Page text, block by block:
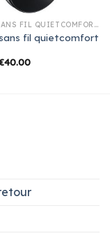
CASQUE SANS FIL QUIETCOMFORT 35
fil quietcomfort
40.00